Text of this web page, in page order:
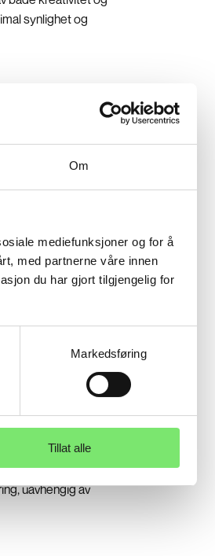
Om
mediefunksjoner og for å
med partnerne våre innen
du har gjort tilgjengelig for
Markedsføring
Tillat alle
synlighet og
skreddersydde
og målene
kontinuerlig
basert
dokumentere effekt,
kino, TV og radio,
kan hjelpe deg med
uavhengig av